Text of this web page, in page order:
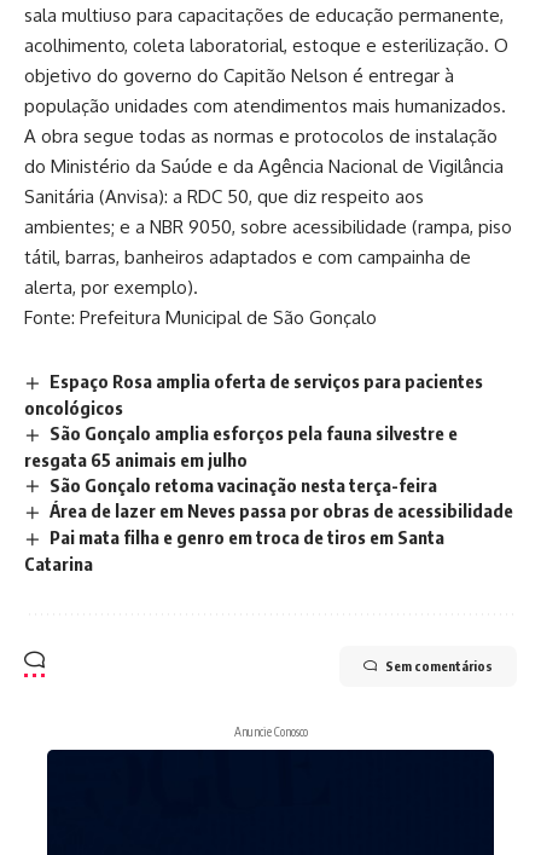
sala multiuso para capacitações de educação permanente,
acolhimento, coleta laboratorial, estoque e esterilização. O
objetivo do governo do Capitão Nelson é entregar à
população unidades com atendimentos mais humanizados.
A obra segue todas as normas e protocolos de instalação
do Ministério da Saúde e da Agência Nacional de Vigilância
Sanitária (Anvisa): a RDC 50, que diz respeito aos
ambientes; e a NBR 9050, sobre acessibilidade (rampa, piso
tátil, barras, banheiros adaptados e com campainha de
alerta, por exemplo).
Fonte: Prefeitura Municipal de São Gonçalo
Espaço Rosa amplia oferta de serviços para pacientes
oncológicos
São Gonçalo amplia esforços pela fauna silvestre e
resgata 65 animais em julho
São Gonçalo retoma vacinação nesta terça-feira
Área de lazer em Neves passa por obras de acessibilidade
Pai mata filha e genro em troca de tiros em Santa
Catarina
Sem comentários
Anuncie Conosco